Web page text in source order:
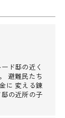
ド邸の近く
避難民たち
に 変える錬
の近所の子